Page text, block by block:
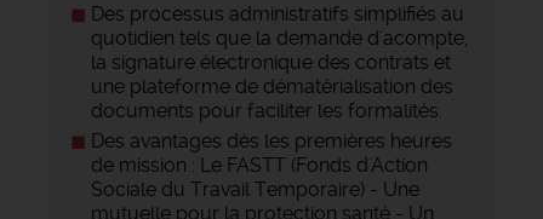
Des processus administratifs simplifiés au
quotidien tels que la demande d'acompte,
la signature électronique des contrats et
une plateforme de dématérialisation des
documents pour faciliter les formalités.
Des avantages dès les premières heures
de mission : Le FASTT (Fonds d'Action
Sociale du Travail Temporaire) - Une
mutuelle pour la protection santé - Un